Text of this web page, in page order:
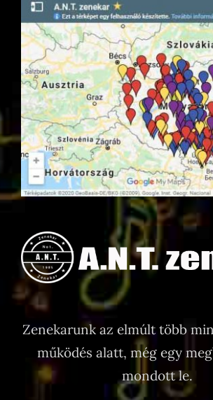
Zenekarunk az elmúlt több
működés alatt, még egy
mondott le.